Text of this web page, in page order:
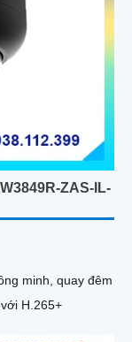
ZAS-IL-
minh, quay đêm
H.265+